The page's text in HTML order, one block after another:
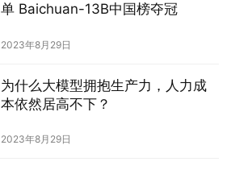
单 Baichuan-13B中国榜夺冠
2023年8月29日
为什么大模型拥抱生产力，人力成
本依然居高不下？
2023年8月29日